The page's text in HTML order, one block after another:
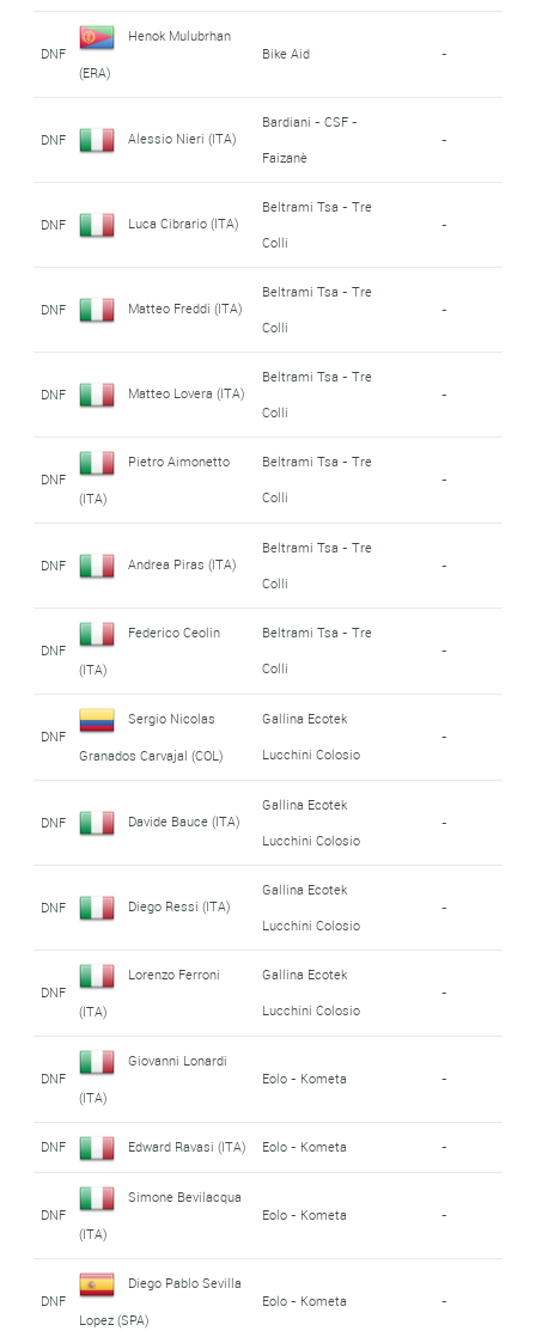
DNF
Henok Mulubrhan
(ERA)
Bike Aid -
DNF Alessio Nieri (ITA)
Bardiani - CSF -
Faizanè
-
DNF Luca Cibrario (ITA)
Beltrami Tsa - Tre
Colli
-
DNF Matteo Freddi (ITA)
Beltrami Tsa - Tre
Colli
-
DNF Matteo Lovera (ITA)
Beltrami Tsa - Tre
Colli
-
DNF
Pietro Aimonetto
(ITA)
Beltrami Tsa - Tre
Colli
-
DNF Andrea Piras (ITA)
Beltrami Tsa - Tre
Colli
-
DNF
Federico Ceolin
(ITA)
Beltrami Tsa - Tre
Colli
-
DNF
Sergio Nicolas
Granados Carvajal (COL)
Gallina Ecotek
Lucchini Colosio
-
DNF Davide Bauce (ITA)
Gallina Ecotek
Lucchini Colosio
-
DNF Diego Ressi (ITA)
Gallina Ecotek
Lucchini Colosio
-
DNF
Lorenzo Ferroni
(ITA)
Gallina Ecotek
Lucchini Colosio
-
DNF
Giovanni Lonardi
(ITA)
Eolo - Kometa -
DNF Edward Ravasi (ITA) Eolo - Kometa -
DNF
Simone Bevilacqua
(ITA)
Eolo - Kometa -
DNF
Diego Pablo Sevilla
Lopez (SPA)
Eolo - Kometa -